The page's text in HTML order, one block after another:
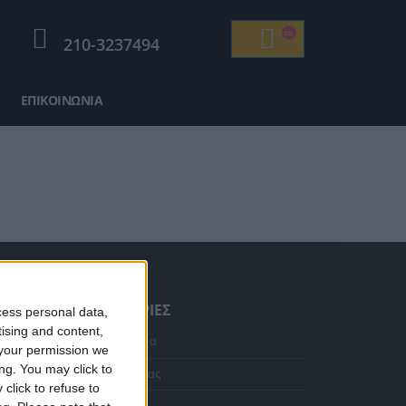
personal data,
and content,
permission we
You may click to
click to refuse to
210-3237494
ΕΠΙΚΟΙΝΩΝΊΑ
Η
ΠΛΗΡΟΦΟΡΊΕΣ
Αρχική Σελίδα
Η Εταιρεία μας